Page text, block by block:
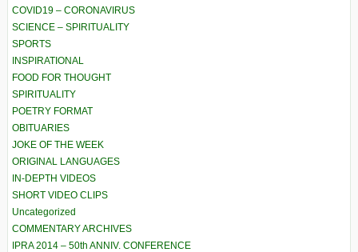
COVID19 – CORONAVIRUS
SCIENCE – SPIRITUALITY
SPORTS
INSPIRATIONAL
FOOD FOR THOUGHT
SPIRITUALITY
POETRY FORMAT
OBITUARIES
JOKE OF THE WEEK
ORIGINAL LANGUAGES
IN-DEPTH VIDEOS
SHORT VIDEO CLIPS
Uncategorized
COMMENTARY ARCHIVES
IPRA 2014 – 50th ANNIV. CONFERENCE